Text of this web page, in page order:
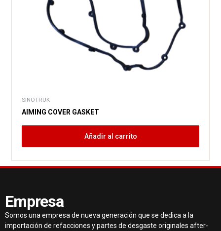
SINOTRUK
AIMING COVER GASKET
Añadir al carrito
Empresa
Somos una empresa de nueva generación que se dedica a la
importación de refacciones y partes de desgaste originales after-